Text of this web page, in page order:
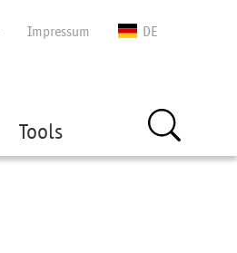
Impressum DE
Tools